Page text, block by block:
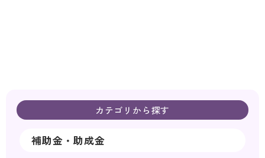
カテゴリから探す
補助金・助成金